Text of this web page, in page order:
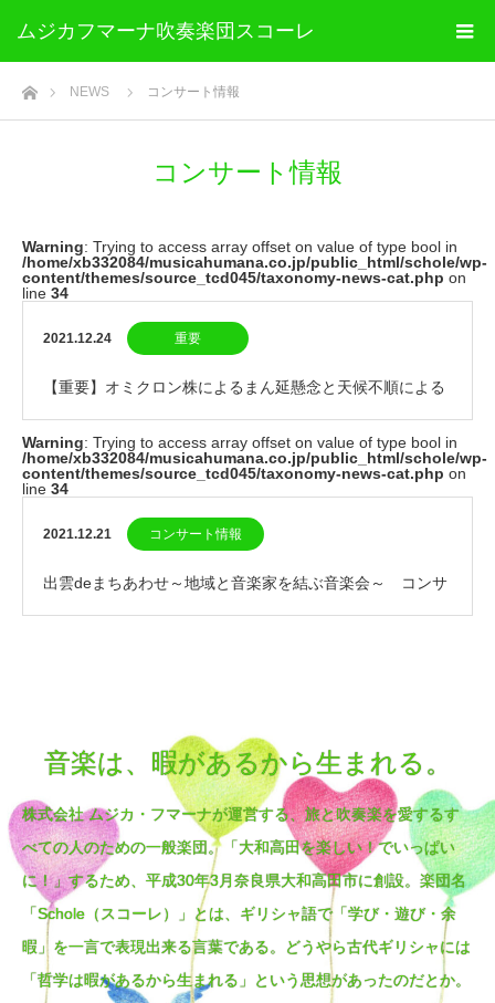
ムジカフマーナ吹奏楽団スコーレ
ホームNEWS コンサート情報
コンサート情報
Warning: Trying to access array offset on value of type bool in
/home/xb332084/musicahumana.co.jp/public_html/schole/wp-
content/themes/source_tcd045/taxonomy-news-cat.php on
line 34
2021.12.24 重要
【重要】オミクロン株によるまん延懸念と天候不順による
公演中止のお知らせ
Warning: Trying to access array offset on value of type bool in
/home/xb332084/musicahumana.co.jp/public_html/schole/wp-
content/themes/source_tcd045/taxonomy-news-cat.php on
line 34
2021.12.21 コンサート情報
出雲deまちあわせ～地域と音楽家を結ぶ音楽会～ コンサ
音楽は、暇があるから生まれる。
株式会社 ムジカ・フマーナが運営する、旅と吹奏楽を愛するす
べての人のための一般楽団。「大和高田を楽しい！でいっぱい
に！」するため、平成30年3月奈良県大和高田市に創設。楽団名
「Schole（スコーレ）」とは、ギリシャ語で「学び・遊び・余
暇」を一言で表現出来る言葉である。どうやら古代ギリシャには
「哲学は暇があるから生まれる」という思想があったのだとか。